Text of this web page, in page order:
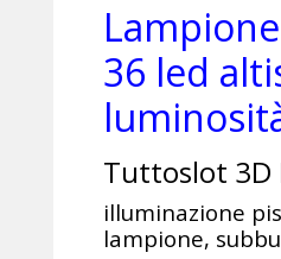
36 led
Tuttoslot 3D
illuminazione
lampione,